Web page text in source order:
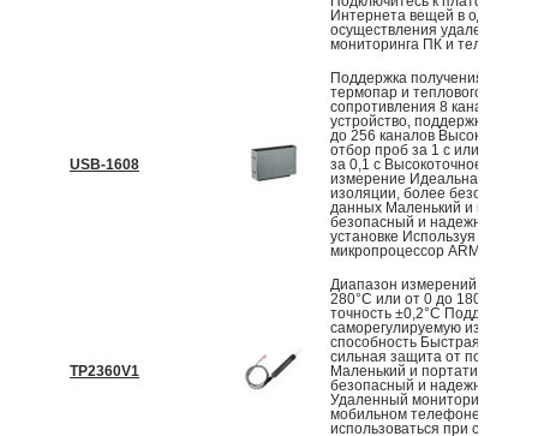
Интернета вещей в один клик
осуществления удаленного
мониторинга ПК и телефона...
USB-1608
Поддержка получения
термопар и теплового
сопротивления 8 каналов на
устройство, поддержка
до 256 каналов
отбор проб за 1 с или
за 0,1 с Высокоточное
измерение Идеальная
изоляции, более безопасный
данных Маленький и
безопасный и надежный,
установке Используя
микропроцессор ARM,
TP2360V1
Диапазон измерений от -70
280°C или от 0 до 1800°C
точность ±0,2°C
саморегулируемую
способность Быстрая
сильная защита от помех
Маленький и портативный,
безопасный и надежный
Удаленный мониторинг на ПК
мобильном телефоне Может
использоваться при сборе